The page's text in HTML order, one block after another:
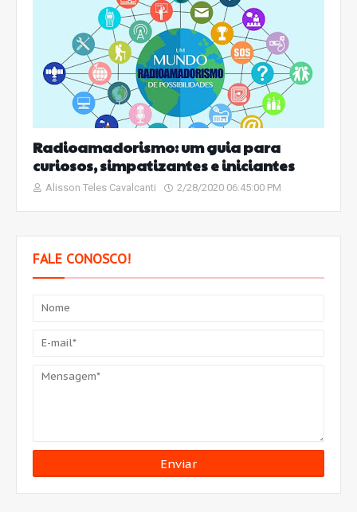
Radioamadorismo: um guia para
curiosos, simpatizantes e iniciantes
Alisson Teles Cavalcanti 2/28/2020 06:45:00 PM
FALE CONOSCO!